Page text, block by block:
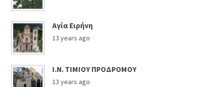
Αγία Ειρήνη
13 years ago
Ι.Ν. ΤΙΜΙΟΥ ΠΡΟΔΡΟΜΟΥ
13 years ago